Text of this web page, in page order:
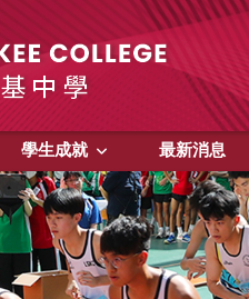
學生成就 最新消息